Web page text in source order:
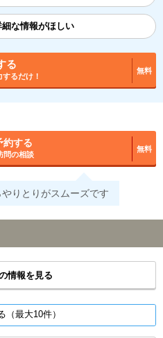
細な情報がほしい
る
るだけ！
無料
約する
問の相談
無料
りとりがスムーズです
情報を見る
最大10件）